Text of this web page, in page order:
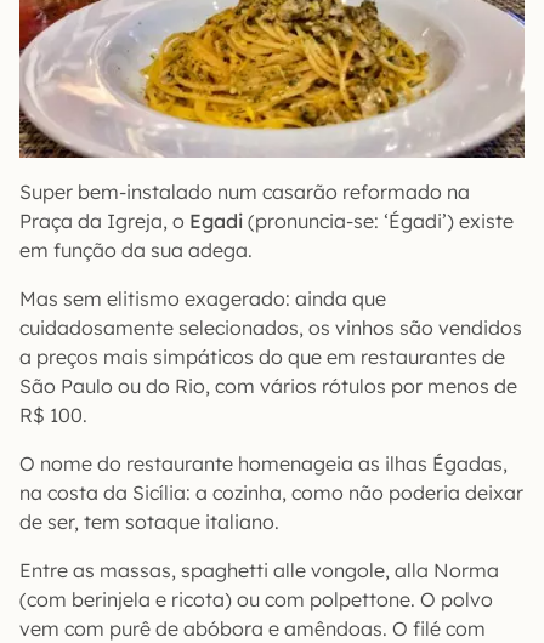
Super bem-instalado num casarão reformado na
Praça da Igreja, o Egadi (pronuncia-se: ‘Égadi’) existe
em função da sua adega.
Mas sem elitismo exagerado: ainda que
cuidadosamente selecionados, os vinhos são vendidos
a preços mais simpáticos do que em restaurantes de
São Paulo ou do Rio, com vários rótulos por menos de
R$ 100.
O nome do restaurante homenageia as ilhas Égadas,
na costa da Sicília: a cozinha, como não poderia deixar
de ser, tem sotaque italiano.
Entre as massas, spaghetti alle vongole, alla Norma
(com berinjela e ricota) ou com polpettone. O polvo
vem com purê de abóbora e amêndoas. O filé com